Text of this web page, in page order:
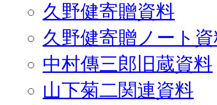
久野健寄贈資料
久野健寄贈ノート
中村傳三郎旧蔵資料
山下菊二関連資料